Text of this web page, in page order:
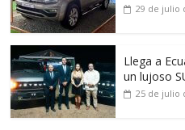
29 de julio
Llega a
un lujoso
25 de julio